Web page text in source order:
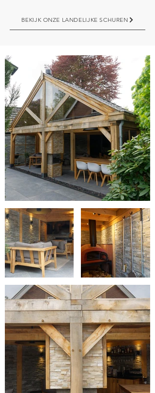
BEKIJK ONZE LANDELIJKE SCHUREN